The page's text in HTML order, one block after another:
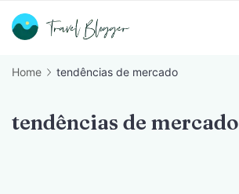
Skip
Blogger
Home tendências de mercado
tendências de mercado